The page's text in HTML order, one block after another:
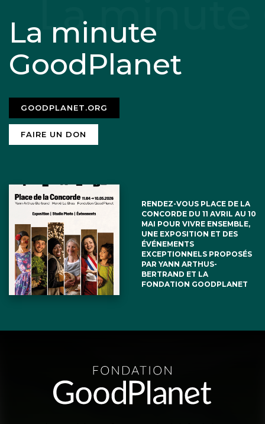
La minute
GoodPlanet
GOODPLANET.ORG
FAIRE UN DON
RENDEZ-VOUS PLACE DE LA
CONCORDE DU 11 AVRIL AU 10
MAI POUR VIVRE ENSEMBLE,
UNE EXPOSITION ET DES
ÉVÉNEMENTS
EXCEPTIONNELS PROPOSÉS
PAR YANN ARTHUS-
BERTRAND ET LA
FONDATION GOODPLANET